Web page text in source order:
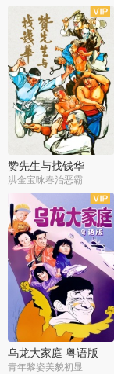
赞先生与找钱华
洪金宝咏春治恶霸
乌龙大家庭 粤语版
青年黎姿美貌初显